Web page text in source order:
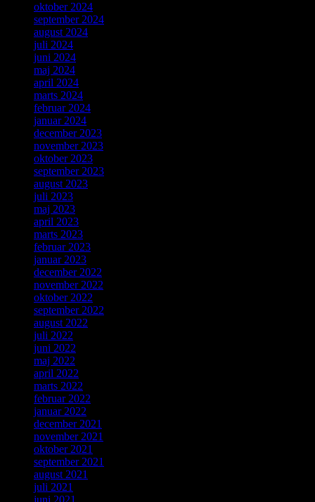
oktober 2024
september 2024
august 2024
juli 2024
juni 2024
maj 2024
april 2024
marts 2024
februar 2024
januar 2024
december 2023
november 2023
oktober 2023
september 2023
august 2023
juli 2023
maj 2023
april 2023
marts 2023
februar 2023
januar 2023
december 2022
november 2022
oktober 2022
september 2022
august 2022
juli 2022
juni 2022
maj 2022
april 2022
marts 2022
februar 2022
januar 2022
december 2021
november 2021
oktober 2021
september 2021
august 2021
juli 2021
juni 2021